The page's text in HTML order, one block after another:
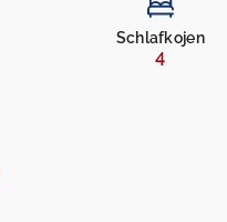
Schlafkojen
4